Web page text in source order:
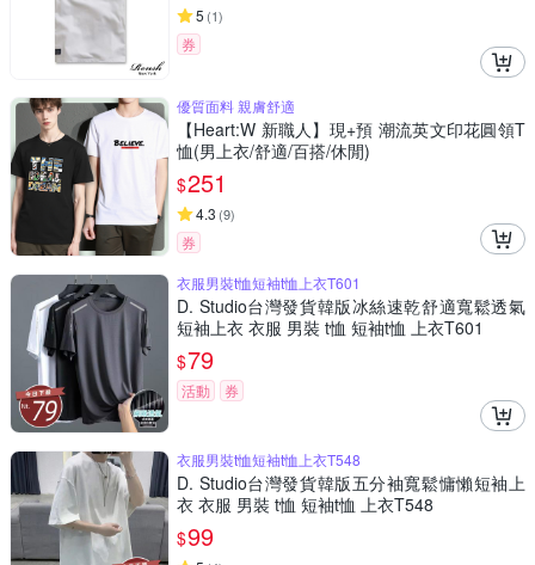
5 (1)
券
優質面料 親膚舒適
【Heart:W 新職人】現+預 潮流英文印花圓領T
恤(男上衣/舒適/百搭/休閒)
$251
4.3 (9)
券
衣服男裝t恤短袖t恤上衣T601
D. Studio台灣發貨韓版冰絲速乾舒適寬鬆透氣
短袖上衣 衣服 男裝 t恤 短袖t恤 上衣T601
$79
活動 券
衣服男裝t恤短袖t恤上衣T548
D. Studio台灣發貨韓版五分袖寬鬆慵懶短袖上
衣 衣服 男裝 t恤 短袖t恤 上衣T548
$99